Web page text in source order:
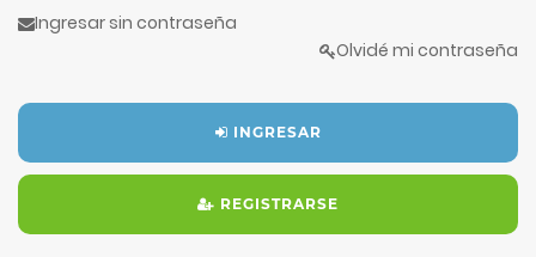
Ingresar sin contraseña
Olvidé mi contraseña
INGRESAR
REGISTRARSE